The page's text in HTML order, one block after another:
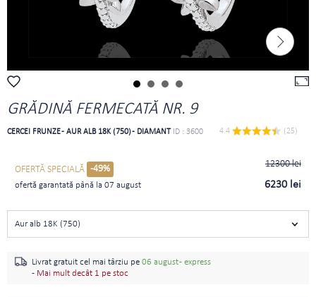
GRĂDINĂ FERMECATĂ NR. 9
CERCEI FRUNZE - AUR ALB 18K (750) - DIAMANT ID : 3600 4.4 (25)
OFERTĂ SPECIALĂ -49%
ofertă garantată până la 07 august
12300 lei
6230 lei
Aur alb 18K (750)
Livrat gratuit cel mai târziu pe 06 august - express
- Mai mult decât 1 pe stoc